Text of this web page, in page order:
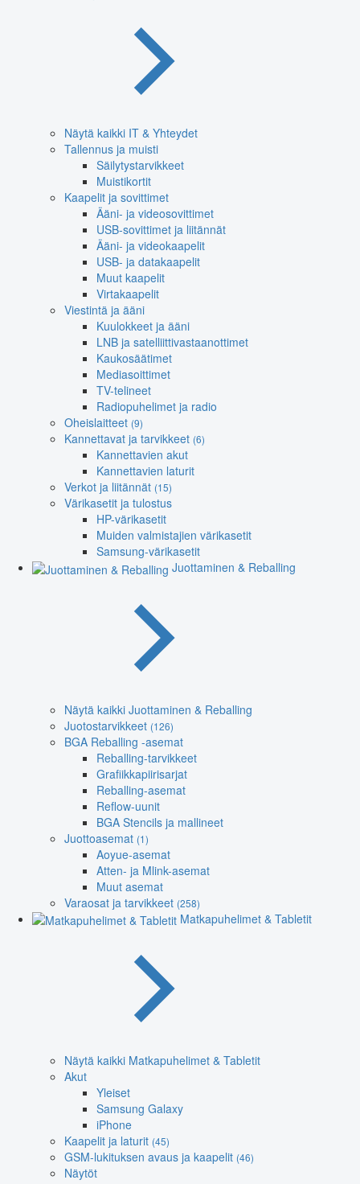
Näytä kaikki IT & Yhteydet
Tallennus ja muisti
Säilytystarvikkeet
Muistikortit
Kaapelit ja sovittimet
Ääni- ja videosovittimet
USB-sovittimet ja liitännät
Ääni- ja videokaapelit
USB- ja datakaapelit
Muut kaapelit
Virtakaapelit
Viestintä ja ääni
Kuulokkeet ja ääni
LNB ja satelliittivastaanottimet
Kaukosäätimet
Mediasoittimet
TV-telineet
Radiopuhelimet ja radio
Oheislaitteet (9)
Kannettavat ja tarvikkeet (6)
Kannettavien akut
Kannettavien laturit
Verkot ja liitännät (15)
Värikasetit ja tulostus
HP-värikasetit
Muiden valmistajien värikasetit
Samsung-värikasetit
Juottaminen & Reballing
Näytä kaikki Juottaminen & Reballing
Juotostarvikkeet (126)
BGA Reballing -asemat
Reballing-tarvikkeet
Grafiikkapiirisarjat
Reballing-asemat
Reflow-uunit
BGA Stencils ja mallineet
Juottoasemat (1)
Aoyue-asemat
Atten- ja Mlink-asemat
Muut asemat
Varaosat ja tarvikkeet (258)
Matkapuhelimet & Tabletit
Näytä kaikki Matkapuhelimet & Tabletit
Akut
Yleiset
Samsung Galaxy
iPhone
Kaapelit ja laturit (45)
GSM-lukituksen avaus ja kaapelit (46)
Näytöt